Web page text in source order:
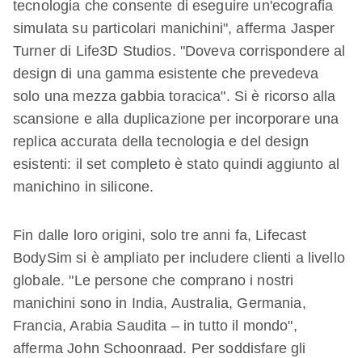
tecnologia che consente di eseguire un'ecografia
simulata su particolari manichini", afferma Jasper
Turner di Life3D Studios. "Doveva corrispondere al
design di una gamma esistente che prevedeva
solo una mezza gabbia toracica". Si è ricorso alla
scansione e alla duplicazione per incorporare una
replica accurata della tecnologia e del design
esistenti: il set completo è stato quindi aggiunto al
manichino in silicone.
Fin dalle loro origini, solo tre anni fa, Lifecast
BodySim si è ampliato per includere clienti a livello
globale. "Le persone che comprano i nostri
manichini sono in India, Australia, Germania,
Francia, Arabia Saudita – in tutto il mondo",
afferma John Schoonraad. Per soddisfare gli